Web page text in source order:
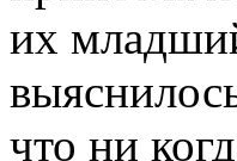
их
что ни